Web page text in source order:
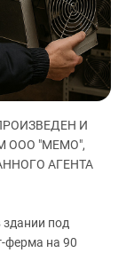
ЧЕЧНЕ
АКТИВИСТОВ
И
ООО "МЕМО",
АГЕНТА
под
ферма на 90